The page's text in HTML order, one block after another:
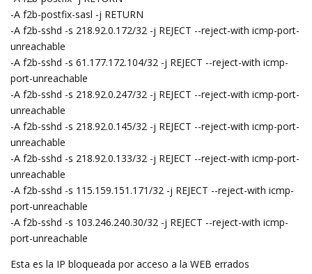
-A f2b-postfix-sasl -j RETURN
-A f2b-sshd -s 218.92.0.172/32 -j REJECT --reject-with icmp-port-
unreachable
-A f2b-sshd -s 61.177.172.104/32 -j REJECT --reject-with icmp-
port-unreachable
-A f2b-sshd -s 218.92.0.247/32 -j REJECT --reject-with icmp-port-
unreachable
-A f2b-sshd -s 218.92.0.145/32 -j REJECT --reject-with icmp-port-
unreachable
-A f2b-sshd -s 218.92.0.133/32 -j REJECT --reject-with icmp-port-
unreachable
-A f2b-sshd -s 115.159.151.171/32 -j REJECT --reject-with icmp-
port-unreachable
-A f2b-sshd -s 103.246.240.30/32 -j REJECT --reject-with icmp-
port-unreachable
Esta es la IP bloqueada por acceso a la WEB errados